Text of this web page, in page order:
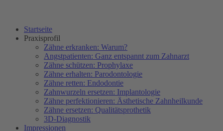
Startseite
Praxisprofil
Zähne erkranken: Warum?
Angstpatienten: Ganz entspannt zum Zahnarzt
Zähne schützen: Prophylaxe
Zähne erhalten: Parodontologie
Zähne retten: Endodontie
Zahnwurzeln ersetzen: Implantologie
Zähne perfektionieren: Ästhetische Zahnheilkunde
Zähne ersetzen: Qualitätsprothetik
3D-Diagnostik
Impressionen